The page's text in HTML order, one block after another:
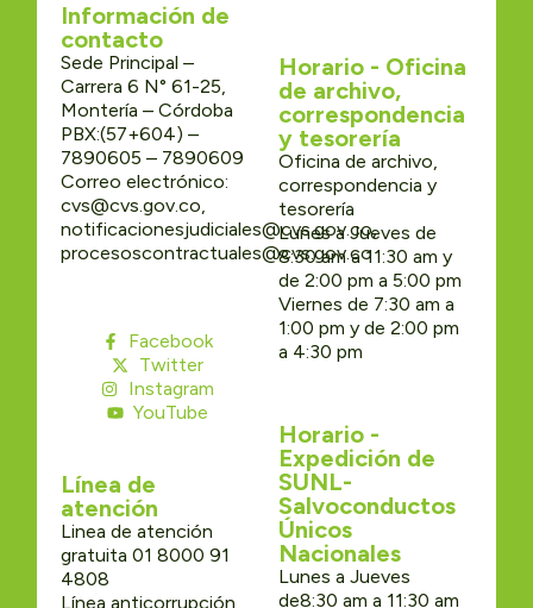
Información de
contacto
Sede Principal –
Carrera 6 N° 61-25,
Montería – Córdoba
PBX:(57+604) –
7890605 – 7890609
Correo electrónico:
cvs@cvs.gov.co,
notificacionesjudiciales@cvs.gov.co,
procesoscontractuales@cvs.gov.co
Facebook
Twitter
Instagram
YouTube
Línea de
atención
Linea de atención
gratuita 01 8000 91
4808
Línea anticorrupción
Horario - Oficina
de archivo,
correspondencia
y tesorería
Oficina de archivo,
correspondencia y
tesorería
Lunes a Jueves de
8:30 am a 11:30 am y
de 2:00 pm a 5:00 pm
Viernes de 7:30 am a
1:00 pm y de 2:00 pm
a 4:30 pm
Horario -
Expedición de
SUNL-
Salvoconductos
Únicos
Nacionales
Lunes a Jueves
de8:30 am a 11:30 am